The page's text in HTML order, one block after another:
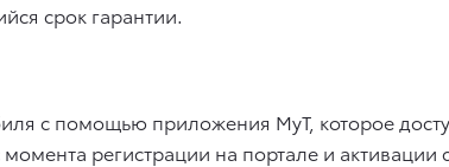
срок гарантии.
с помощью приложения MyT, которое
регистрации на портале и активации